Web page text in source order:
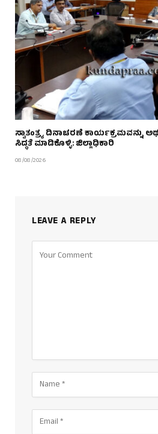
ಸ್ವಾತಂತ್ರ್ಯ ದಿನಾಚರಣೆ
ಸಿದ್ಧತೆ ಮಾಡಿಕೊಳ್ಳಿ: ಜಿಲ್ಲಾಧಿಕಾರಿ
08/08/2026
LEAVE A REPLY